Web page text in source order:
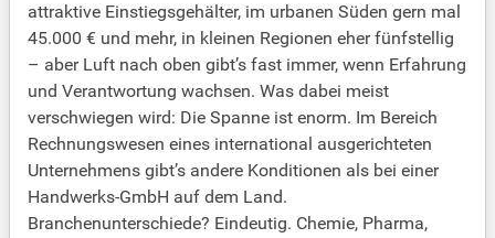
attraktive Einstiegsgehälter, im urbanen Süden gern mal
45.000 € und mehr, in kleinen Regionen eher fünfstellig
– aber Luft nach oben gibt’s fast immer, wenn Erfahrung
und Verantwortung wachsen. Was dabei meist
verschwiegen wird: Die Spanne ist enorm. Im Bereich
Rechnungswesen eines international ausgerichteten
Unternehmens gibt’s andere Konditionen als bei einer
Handwerks-GmbH auf dem Land.
Branchenunterschiede? Eindeutig. Chemie, Pharma,